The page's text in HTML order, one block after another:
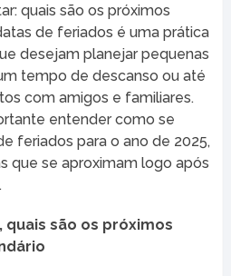
quais são os próximos
de feriados é uma prática
desejam planejar pequenas
tempo de descanso ou até
com amigos e familiares.
entender como se
feriados para o ano de 2025,
que se aproximam logo após
quais são os próximos